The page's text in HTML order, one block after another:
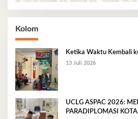
Kolom
Ketika Waktu Kembali
13 Juli 2026
UCLG ASPAC 2026:
PARADIPLOMASI